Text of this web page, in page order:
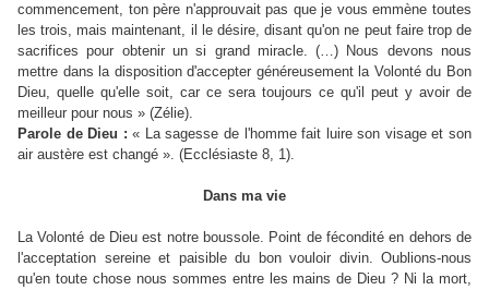
commencement, ton père n'approuvait pas que je vous emmène toutes
les trois, mais maintenant, il le désire, disant qu'on ne peut faire trop de
sacrifices pour obtenir un si grand miracle. (…) Nous devons nous
mettre dans la disposition d'accepter généreusement la Volonté du Bon
Dieu, quelle qu'elle soit, car ce sera toujours ce qu'il peut y avoir de
meilleur pour nous » (Zélie).
Parole de Dieu : « La sagesse de l'homme fait luire son visage et son
air austère est changé ». (Ecclésiaste 8, 1).
Dans ma vie
La Volonté de Dieu est notre boussole. Point de fécondité en dehors de
l'acceptation sereine et paisible du bon vouloir divin. Oublions-nous
qu'en toute chose nous sommes entre les mains de Dieu ? Ni la mort,